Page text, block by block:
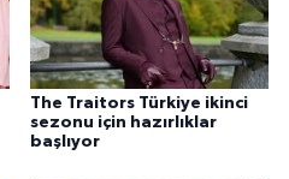
The Traitors Türkiye ikinci
sezonu için hazırlıklar
başlıyor